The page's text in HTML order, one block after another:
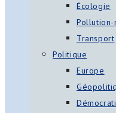
Écologie
Transport
Politique
Europe